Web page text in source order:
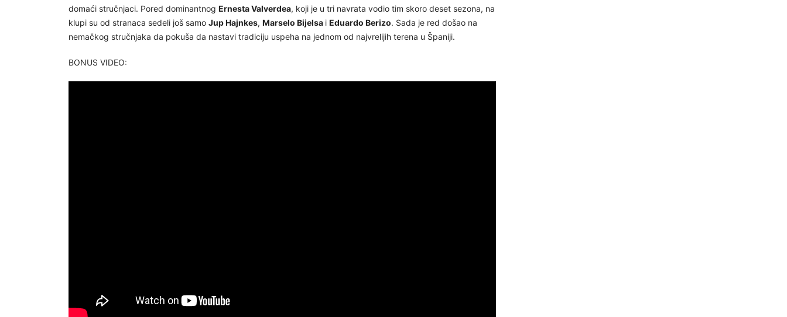
domaći stručnjaci. Pored dominantnog Ernesta Valverdea, koji je u tri navrata vodio tim skoro deset sezona, na
klupi su od stranaca sedeli još samo Jup Hajnkes, Marselo Bijelsa i Eduardo Berizo. Sada je red došao na
nemačkog stručnjaka da pokuša da nastavi tradiciju uspeha na jednom od najvrelijih terena u Španiji.
BONUS VIDEO: